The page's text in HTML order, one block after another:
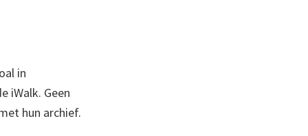
in
iWalk. Geen
hun archief.